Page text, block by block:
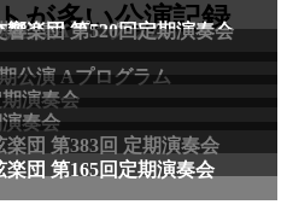
が多い公演記録
公演Aプログラム
楽団 第520回定期演奏会
公演 Aプログラム
演奏会
奏会
団 第383回 定期演奏会
団 第165回定期演奏会